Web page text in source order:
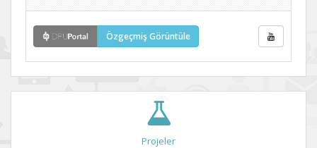
Özgeçmiş Görüntüle
Projeler